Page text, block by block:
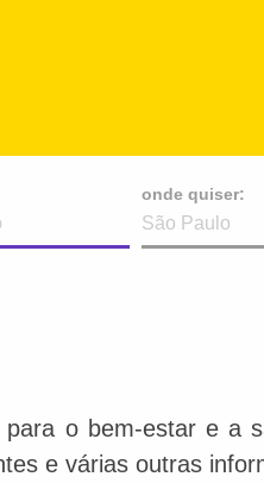
onde quiser:
o bem-estar e a
e várias outras